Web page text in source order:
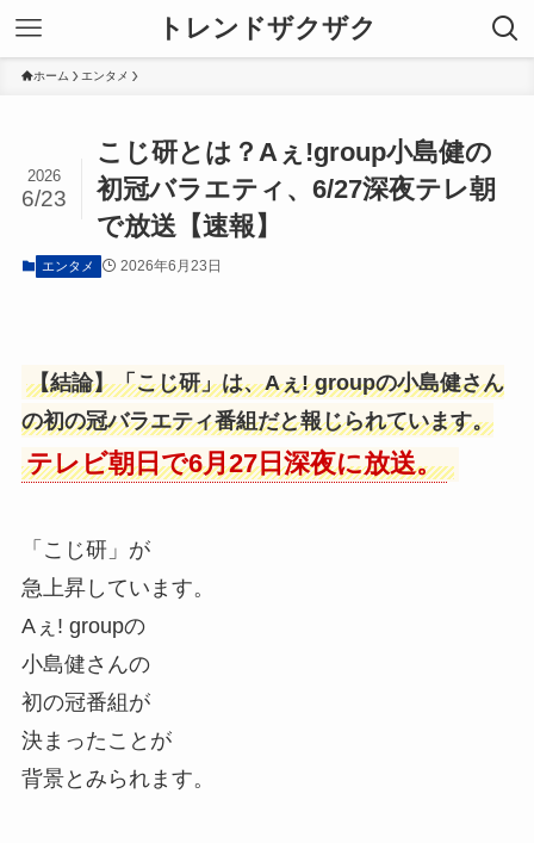
トレンドザクザク
ホーム エンタメ
こじ研とは？Aぇ!group小島健の
初冠バラエティ、6/27深夜テレ朝
で放送【速報】
2026
6/23
エンタメ 2026年6月23日
【結論】「こじ研」は、Aぇ! groupの小島健さん
の初の冠バラエティ番組だと報じられています。
テレビ朝日で6月27日深夜に放送。
「こじ研」が
急上昇しています。
Aぇ! groupの
小島健さんの
初の冠番組が
決まったことが
背景とみられます。